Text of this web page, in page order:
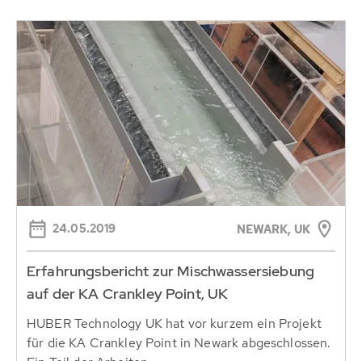
24.05.2019 NEWARK, UK
Erfahrungsbericht zur Mischwassersiebung
auf der KA Crankley Point, UK
HUBER Technology UK hat vor kurzem ein Projekt
für die KA Crankley Point in Newark abgeschlossen.